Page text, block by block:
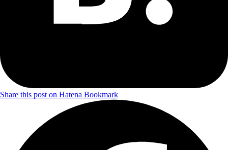
Share this post on Hatena Bookmark